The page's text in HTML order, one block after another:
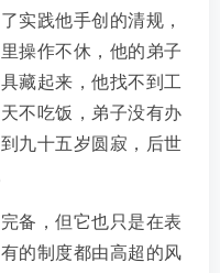
实践他手创的清规，
操作不休，他的弟子
藏起来，他找不到工
不吃饭，弟子没有办
九十五岁圆寂，后世
备，但它也只是在表
的制度都由高超的风